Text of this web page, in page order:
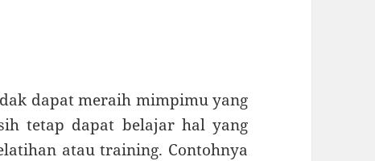
dapat meraih mimpimu yang
tetap dapat belajar hal yang
atau training. Contohnya